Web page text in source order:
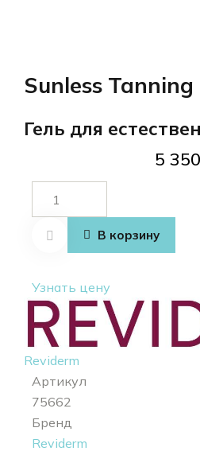
Sunless Tanning
Гель для
5 350
Количество
товара
Sunless
Tanning Gel
В корзину
Узнать цену
Reviderm
Артикул
75662
Бренд
Reviderm